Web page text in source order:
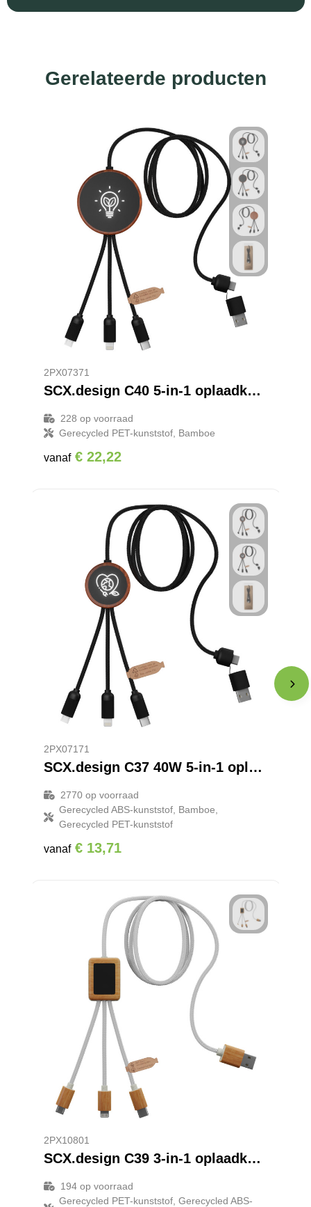
Gerelateerde producten
2PX07371
SCX.design C40 5-in-1 oplaadkabel van RPET met oplichtend logo en 10 W oplaadstation
228 op voorraad
Gerecycled PET-kunststof, Bamboe
vanaf € 22,22
2PX07171
SCX.design C37 40W 5-in-1 oplaadkabel van RPET met oplichtend logo en ronde houten behuizing
2770op voorraad
Gerecycled ABS-kunststof, Bamboe,
Gerecycled PET-kunststof
vanaf € 13,71
2PX10801
SCX.design C39 3-in-1 oplaadkabel van rPET met oplichtend logo en vierkante behuizing van bamboe
194op voorraad
Gerecycled PET-kunststof, Gerecycled ABS-